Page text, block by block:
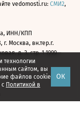
технологии
сайтом, вы
файлов cookie
с Политикой в
ОК
vedomosti.ru: СМИ2,
ИНН/КПП
г. Москва, вн.тер.г.
д. 3, стр. 1 1999—